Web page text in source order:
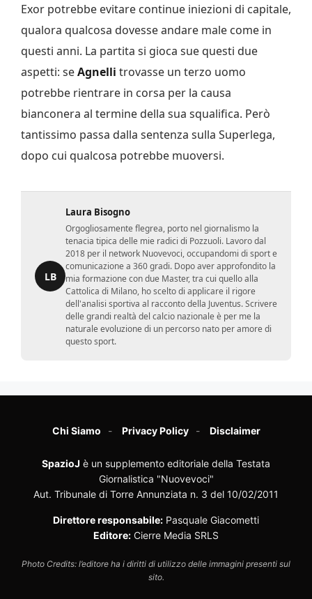
Exor potrebbe evitare continue iniezioni di capitale,
qualora qualcosa dovesse andare male come in
questi anni. La partita si gioca sue questi due
aspetti: seAgnelli trovasse un terzo uomo
potrebbe rientrare in corsa per la causa
bianconera al termine della sua squalifica. Però
tantissimo passa dalla sentenza sulla Superlega,
dopo cui qualcosa potrebbe muoversi.
LB
Laura Bisogno
Orgogliosamente flegrea, porto nel giornalismo la
tenacia tipica delle mie radici di Pozzuoli. Lavoro dal
2018 per il network Nuovevoci, occupandomi di sport e
comunicazione a 360 gradi. Dopo aver approfondito la
mia formazione con due Master, tra cui quello alla
Cattolica di Milano, ho scelto di applicare il rigore
dell'analisi sportiva al racconto della Juventus. Scrivere
delle grandi realtà del calcio nazionale è per me la
naturale evoluzione di un percorso nato per amore di
questo sport.
Chi Siamo Privacy Policy Disclaimer
SpazioJ è un supplemento editoriale della Testata
Giornalistica "Nuovevoci"
Aut. Tribunale di Torre Annunziata n. 3 del 10/02/2011
Direttore responsabile: Pasquale Giacometti
Editore: Cierre Media SRLS
Photo Credits: l’editore ha i diritti di utilizzo delle immagini presenti sul
sito.